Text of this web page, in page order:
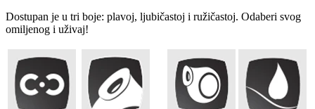
Dostupan je u tri boje: plavoj, ljubičastoj i ružičastoj. Odaberi svog
omiljenog i uživaj!